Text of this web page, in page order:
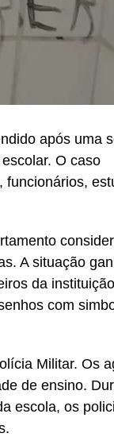
após uma
O caso
funcionários,
A situação
da
com
Militar. Os
de ensino.
escola, os